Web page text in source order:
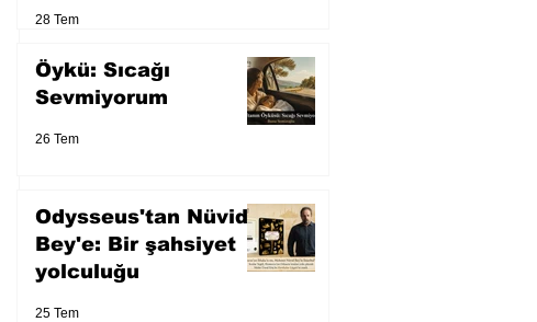
28 Tem
Öykü: Sıcağı
Sevmiyorum
26 Tem
Odysseus'tan Nüvid
Bey'e: Bir şahsiyet
yolculuğu
25 Tem